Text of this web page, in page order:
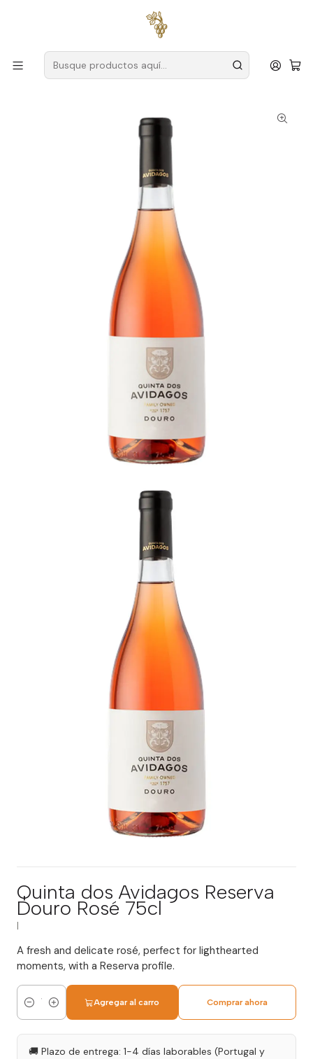
para pedidos superiores a
Productores Duero
Granja Avidagos
Quinta dos Avidagos Reserva Douro Rosé 75cl
Quinta dos Avidagos Reserva
Douro Rosé 75cl
A fresh and delicate rosé, perfect for lighthearted
moments, with a Reserva profile.
Cantidad
Agregar al carro Comprar ahora
🚚 Plazo de entrega: 1-4 días laborables (Portugal y